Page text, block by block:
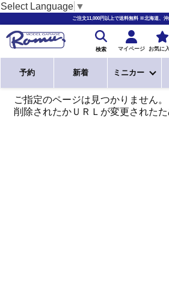
Select Language ▼
ご注文11,000円以上で送料無料 ※北海道、沖
検索 マイページ お気に
予約 新着 ミニカー
ご指定のページは見つかりません。
削除されたかＵＲＬが変更されたた